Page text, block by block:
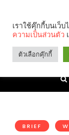
BRIEF
เราใช้คุ๊กกี้บนเว็
ความเป็นส่วนตัว
ตัวเลือกคุ๊กกี้